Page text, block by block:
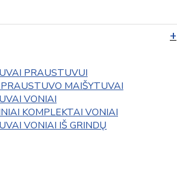
PRAUSTUVUI
MAIŠYTUVAI
VONIAI
KOMPLEKTAI VONIAI
VONIAI IŠ GRINDŲ